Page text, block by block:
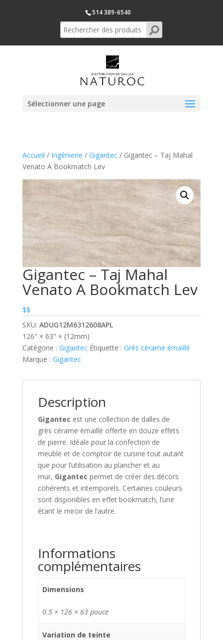
514 389-6540
Sélectionner une page
Accueil / Ingénierie / Gigantec/ Gigantec – Taj Mahal
Venato A Bookmatch Lev
Gigantec – Taj Mahal
Venato A Bookmatch Lev
$$
SKU: ADUG12M6312608APL
126" × 63" × (12mm)
Catégorie : Gigantec Étiquette : Grès cérame émaillé
Marque : Gigantec
Description
Gigantec est une collection de dalles de
grès cérame émaillé offerte en douze effets
de pierre. Idéale pour la confection de
meuble et de comptoir de cuisine tout autant
que pour l’utilisation au plancher et au
mur, Gigantec permet de créer des décors
cohérents et intemporels. Certaines couleurs
sont disponibles en effet bookmatch, l’une
étant le miroir de l’autre.
Informations
complémentaires
Dimensions
0.5 × 126 × 63 pouce
Variation de teinte